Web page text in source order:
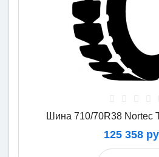
Шина 710/70R38 Nortec
125 358